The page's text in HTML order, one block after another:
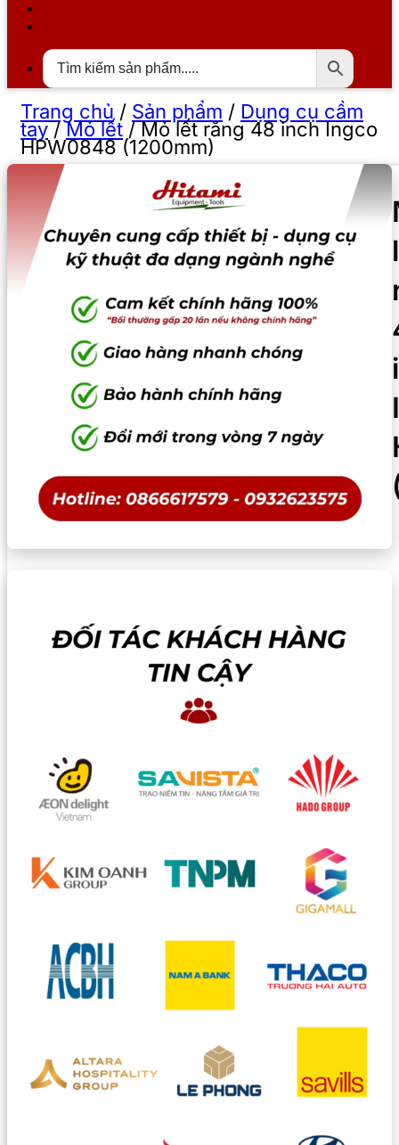
Trang chủ / Sản phẩm / Dụng cụ cầm
tay/Mỏ lết /Mỏ lết răng 48 inch Ingco
HPW0848 (1200mm)